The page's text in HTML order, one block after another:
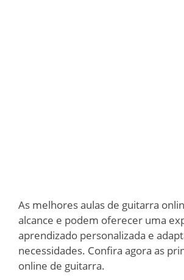
As melhores aulas de guitarra
alcance e podem oferecer uma
aprendizado personalizada e
necessidades. Confira agora as
online de guitarra.